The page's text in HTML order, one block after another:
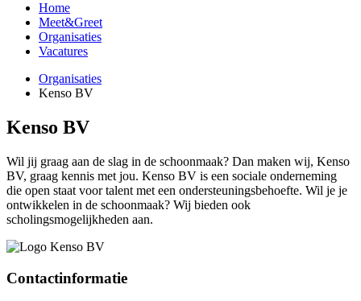
Home
Meet&Greet
Organisaties
Vacatures
Organisaties
Kenso BV
Kenso BV
Wil jij graag aan de slag in de schoonmaak? Dan maken wij, Kenso
BV, graag kennis met jou. Kenso BV is een sociale onderneming
die open staat voor talent met een ondersteuningsbehoefte. Wil je je
ontwikkelen in de schoonmaak? Wij bieden ook
scholingsmogelijkheden aan.
Contactinformatie